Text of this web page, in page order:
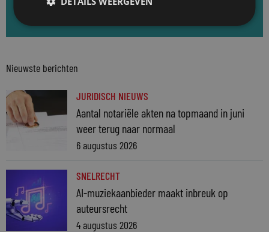
Nieuwste berichten
JURIDISCH NIEUWS
Aantal notariële akten na topmaand in juni
weer terug naar normaal
6 augustus 2026
SNELRECHT
AI-muziekaanbieder maakt inbreuk op
auteursrecht
4 augustus 2026